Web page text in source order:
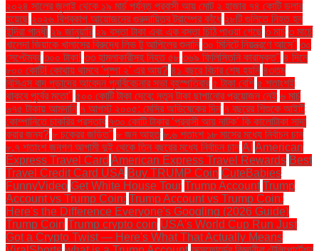
২০২৪ সালের জুলাই থেকে ১৯ মার্চ পর্যন্ত প্রবাসী আয় মোট ২ হাজার ৭৪ কোটি ডলার
হয়েছে ২০২৬ বিশ্বকাপ আয়োজনের গুরুদায়িত্ব ট্রাম্পের কাঁধে ২৮টি গুলিতে নিহত হন
ইন্দিরা গান্ধী ২৯ জানুয়ারি ২৯ বস্তা টাকা এবং এক বস্তা চিঠি পাওয়া গেছে ৩ মার্চ ৩ মার্চে
খালেদা জিয়াকে খালাসের বিরুদ্ধে লিভ টু আপিলের শুনানি ৩০ মিনিটে নিয়ন্ত্রণে আসে" ৩০
সেপ্টেম্বর ৩০০ টাকা! ৩৩ হামলাকারীসহ নিহত ৫৮ ৩৬৯ ফিলিস্তিনি কারামুক্ত" ৪ দিনে
৮০০ কোটি! কোথায় থামবে 'পুষ্পা ২' এর আয়? ৪১ বছরে বিচার শেষ হয়নি ৪৩তম
বিসিএস বাদ পড়াদের আবেদন পুনর্বিবেচনার সভা বৃহস্পতিবার ৫ টাকা বেশি ৫ শতাংশই
থাকবে পূর্বের মতো" ৫০০ কোটি টাকা দেবে: নতুন টাকা ছাপানোর প্রয়োজন নেই ৬ মার্চ
৬৭৫ টাকায় আমদানি ৭ আগস্ট ২০০৫: মেসির অভিষেকের দিন ৭ বছরের শিশুকে আইটি
কোম্পানিতে চাকরির প্রস্তাব ৭৩০ কোটি টাকার ‘প্রবাসী আয় নাটক’ কি কালোটাকা সাদা
করার জন্য? ৮ চক্রের জড়িত" ৮ জন আহত ৮.৬ শতাংশ ১৮ মাসের মধ্যে নির্বাচন চান
৮.৭ শতাংশ জনগণ আগামী দুই থেকে তিন বছরের মধ্যে নির্বাচন চান AI American
Express Travel Card American Express Travel Rewards Best
Travel Credit Card USA Buy TRUMP Coin CuteBabies
FunnyVideo Get White House Tour Trump Account Trump
Account vs Trump Coin: Trump Account vs Trump Coin:
Here's the Difference Everyone's Googling (2026 Guide)
Trump Coin Trump crypto coin USA's World Cup Run Just
Got a Crypto Twist — Here's What That Actually Means